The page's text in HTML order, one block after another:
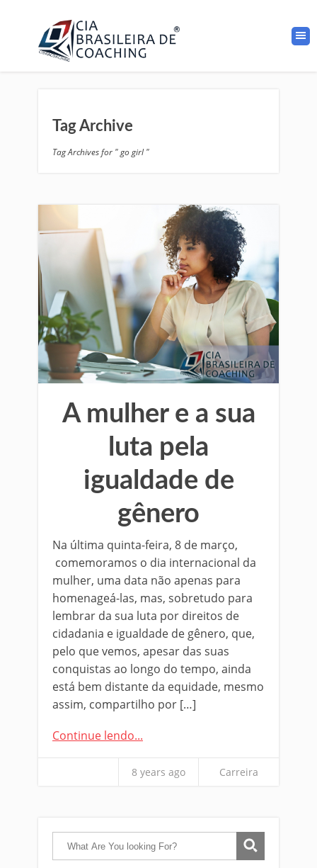
Tag Archive
Tag Archives for " go girl "
A mulher e a sua
luta pela
igualdade de
gênero
Na última quinta-feira, 8 de março,
comemoramos o dia internacional da
mulher, uma data não apenas para
homenageá-las, mas, sobretudo para
lembrar da sua luta por direitos de
cidadania e igualdade de gênero, que,
pelo que vemos, apesar das suas
conquistas ao longo do tempo, ainda
está bem distante da equidade, mesmo
assim, compartilho por […]
Continue lendo...
8 years ago Carreira